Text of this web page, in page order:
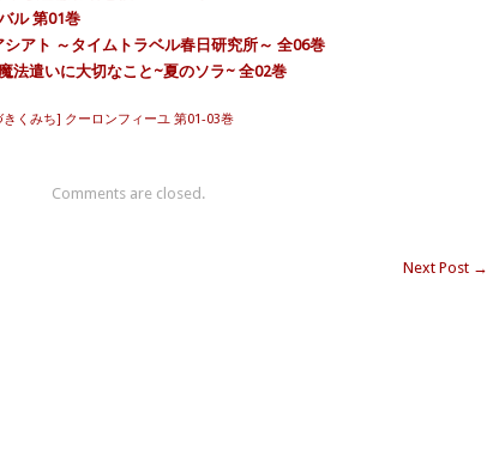
ル 第01巻
アト ～タイムトラベル春日研究所～ 全06巻
法遣いに大切なこと~夏のソラ~ 全02巻
きくみち] クーロンフィーユ 第01-03巻
Comments are closed.
Next Post →